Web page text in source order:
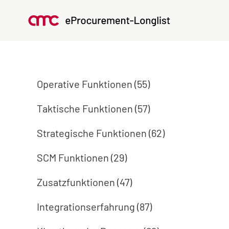
Operative Funktionen (55)
Taktische Funktionen (57)
Strategische Funktionen (62)
SCM Funktionen (29)
Zusatzfunktionen (47)
Integrationserfahrung (87)